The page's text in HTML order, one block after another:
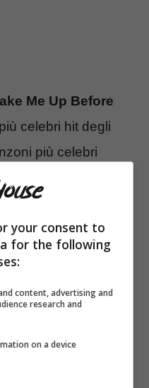
Me Up Before
celebri hit degli
più celebri
compianto George
Jasmine
che la coppia vista
diventare tale
lui è abituato a
sempre
professionista.
your consent to
for the following
content, advertising and
research and
on a device